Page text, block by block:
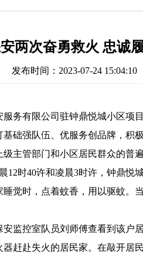
两次奋勇救火 忠诚
发布时间：2023-07-24
务有限公司驻钟鼎悦城小区项
础强队伍、优服务创品牌，积
主管部门和小区居民群众的普
12时40许和凌晨3时许，钟鼎
觉时，点着蚊香，用以驱蚊。
安监控室队员刘师傅查看到该户
赶赴失火的居民家。在敲开居